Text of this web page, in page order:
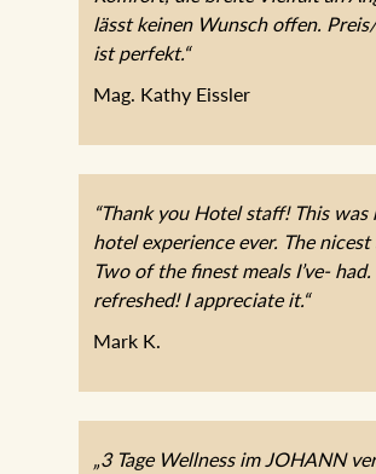
lässt keinen Wunsch offen.
ist perfekt.“
Mag. Kathy Eissler
“Thank you Hotel staff! This was
hotel experience ever. The nicest
Two of the finest meals I’ve- had.
refreshed! I appreciate it.“
Mark K.
„3 Tage Wellness im JOHANN